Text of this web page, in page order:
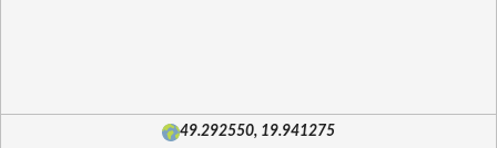
49.292550, 19.941275